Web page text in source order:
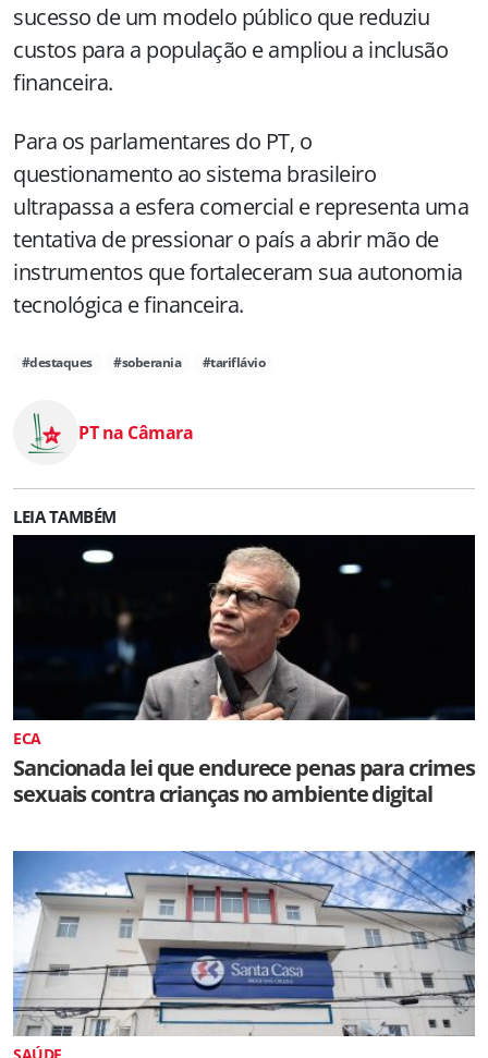
sucesso de um modelo público que reduziu
custos para a população e ampliou a inclusão
financeira.
Para os parlamentares do PT, o
questionamento ao sistema brasileiro
ultrapassa a esfera comercial e representa uma
tentativa de pressionar o país a abrir mão de
instrumentos que fortaleceram sua autonomia
tecnológica e financeira.
#destaques #soberania #tariflávio
PT na Câmara
LEIA TAMBÉM
ECA
Sancionada lei que endurece penas para crimes
sexuais contra crianças no ambiente digital